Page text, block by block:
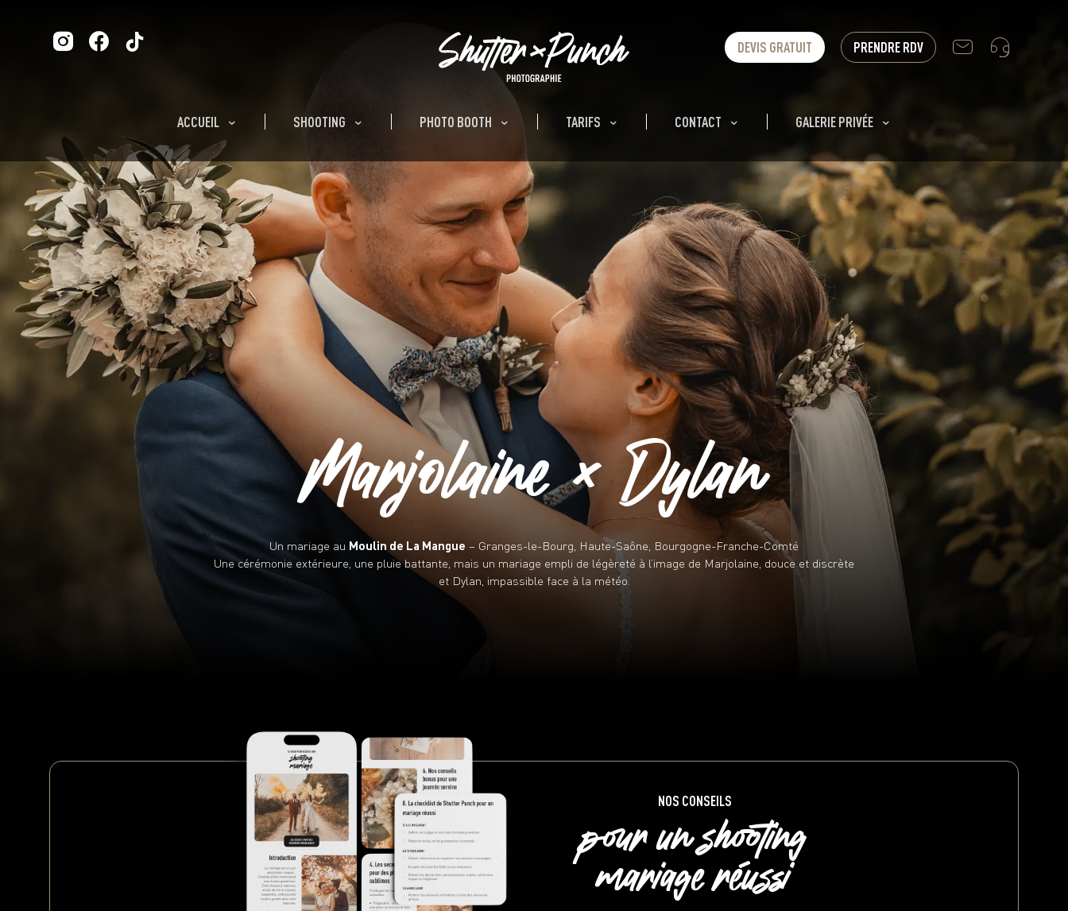
DEVIS GRATUIT PRENDRE RDV
ACCUEIL SHOOTING PHOTO BOOTH TARIFS CONTACT GALERIE PRIVÉE
Marjolaine × Dylan
Un mariage au Moulin de La Mangue – Granges-le-Bourg, Haute-Saône, Bourgogne-Franche-Comté
Une cérémonie extérieure, une pluie battante, mais un mariage empli de légèreté à l’image de Marjolaine, douce et discrète
et Dylan, impassible face à la météo.
NOS CONSEILS
pour un shooting
mariage réussi